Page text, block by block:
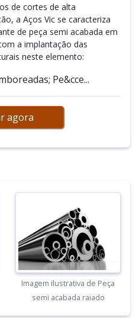
de cortes de alta
a Aços Vic se caracteriza
de peça semi acabada em
a implantação das
neste elemento:
Pe&cce...
agora
Imagem ilustrativa de Peça
semi acabada raiado